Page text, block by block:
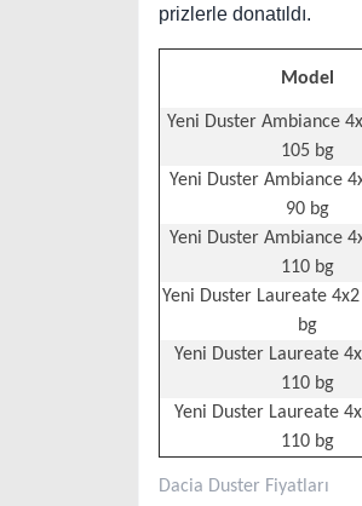
prizlerle donatıldı.
Dacia Duster Fiyatları
Model
Yeni Duster Ambiance
105 bg
Yeni Duster Ambiance
90 bg
Yeni Duster Ambiance
110 bg
Yeni Duster Laureate
bg
Yeni Duster Laureate
110 bg
Yeni Duster Laureate
110 bg